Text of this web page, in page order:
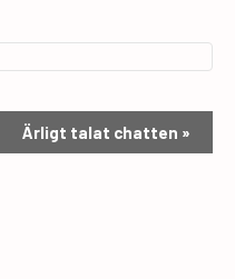
Ärligt talat chatten »